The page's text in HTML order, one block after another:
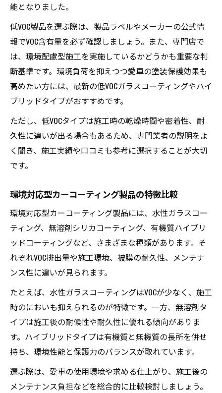
能となりました。
低VOC製品を選ぶ際は、製品ラベルやメーカーの公式情
報でVOC含有量を必ず確認しましょう。また、専門店で
は、環境配慮型施工を実施しているかどうかも重要な判
断基準です。環境負荷を抑えつつ愛車の塗装保護効果も
高めたい方には、最新の低VOCガラスコーティングやハイ
ブリッドタイプがおすすめです。
ただし、低VOCタイプは施工時の乾燥時間や密着性、耐
久性に違いが出る場合もあるため、専門業者の説明をよ
く聞き、施工実績や口コミも参考に選択することが大切
です。
環境対応型カーコーティング製品の特徴比較
環境対応型カーコーティング製品には、水性ガラスコー
ティング、無溶剤シリカコーティング、有機質ハイブリ
ッドコーティングなど、さまざまな種類があります。そ
れぞれVOC排出量や施工環境、被膜の耐久性、メンテナ
ンス性に違いが見られます。
たとえば、水性ガラスコーティングはVOCが少なく、施工
時のにおいも抑えられるのが特徴です。一方、無溶剤タ
イプは施工後の耐候性や耐久性に優れる傾向がありま
す。ハイブリッドタイプは有機質と無機質の長所を併せ
持ち、環境性能と保護力のバランスが取れています。
選ぶ際は、愛車の使用環境や求める仕上がり、施工後の
メンテナンス負担などを総合的に比較検討しましょう。